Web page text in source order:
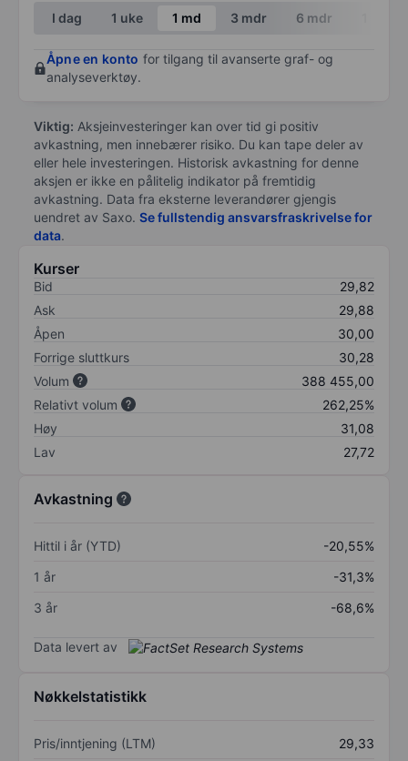
End of interactive chart.
I dag 1 uke 1 md 3 mdr 6 mdr
Åpne en konto for tilgang til avanserte graf- og
analyseverktøy.
Viktig: Aksjeinvesteringer kan over tid gi positiv
avkastning, men innebærer risiko. Du kan tape deler av
eller hele investeringen. Historisk avkastning for denne
aksjen er ikke en pålitelig indikator på fremtidig
avkastning. Data fra eksterne leverandører gjengis
uendret av Saxo. Se fullstendig ansvarsfraskrivelse for
data.
Kurser
Bid
29,82
Ask
29,88
Åpen
30,00
Forrige sluttkurs
30,28
Volum
388 455,00
Relativt volum
262,25%
Høy
31,08
Lav
27,72
Avkastning
Hittil i år (YTD)
-20,55%
1 år
-31,3%
3 år
-68,6%
Data levert av
Nøkkelstatistikk
Pris/inntjening (LTM)
29,33